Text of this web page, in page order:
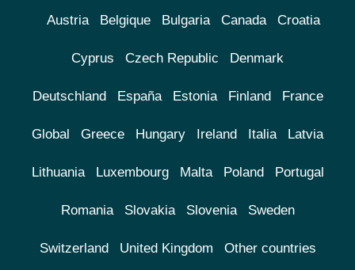
Austria Belgique Bulgaria Canada Croatia
Cyprus Czech Republic Denmark
Deutschland España Estonia Finland France
Global Greece Hungary Ireland Italia Latvia
Lithuania Luxembourg Malta Poland Portugal
Romania Slovakia Slovenia Sweden
Switzerland United Kingdom Other countries